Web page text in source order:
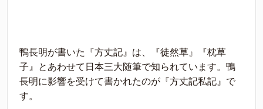
鴨長明が書いた『方丈記』は、『徒然草』『枕草
子』とあわせて日本三大随筆で知られています。鴨
長明に影響を受けて書かれたのが『方丈記私記』で
す。